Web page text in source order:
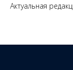
Актуальная